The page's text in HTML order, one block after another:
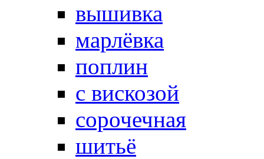
вышивка
марлёвка
поплин
с вискозой
сорочечная
шитьё